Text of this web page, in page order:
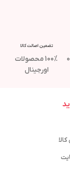
تضمین اصالت کالا
100% محصولات
اورجینال